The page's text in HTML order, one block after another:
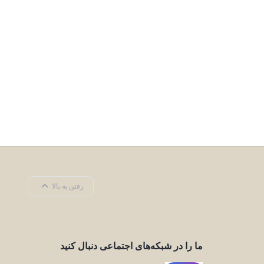
رفتن به بالا
ما را در شبکه‌های اجتماعی دنبال کنید